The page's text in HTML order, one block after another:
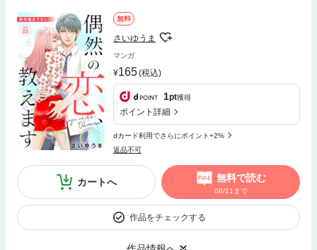
無料
さいゆうま
マンガ
165(税込)
1pt獲得
ポイント詳細
dカード利用でさらにポイント+2%
返品不可
カートへ 無料で読む
08/11まで
作品をチェックする